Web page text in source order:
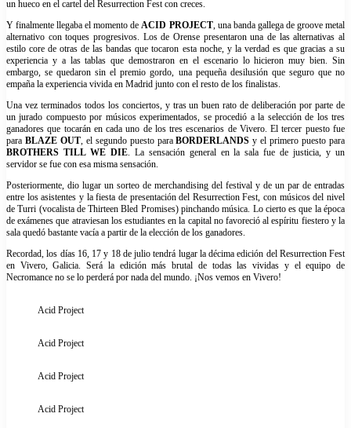
un hueco en el cartel del Resurrection Fest con creces.
Y finalmente llegaba el momento deACID PROJECT, una banda gallega de groove metal
alternativo con toques progresivos. Los de Orense presentaron una de las alternativas al
estilo core de otras de las bandas que tocaron esta noche, y la verdad es que gracias a su
experiencia y a las tablas que demostraron en el escenario lo hicieron muy bien. Sin
embargo, se quedaron sin el premio gordo, una pequeña desilusión que seguro que no
empaña la experiencia vivida en Madrid junto con el resto de los finalistas.
Una vez terminados todos los conciertos, y tras un buen rato de deliberación por parte de
un jurado compuesto por músicos experimentados, se procedió a la selección de los tres
ganadores que tocarán en cada uno de los tres escenarios de Vivero. El tercer puesto fue
para BLAZE OUT, el segundo puesto paraBORDERLANDS y el primero puesto para
BROTHERS TILL WE DIE. La sensación general en la sala fue de justicia, y un
servidor se fue con esa misma sensación.
Posteriormente, dio lugar un sorteo de merchandising del festival y de un par de entradas
entre los asistentes y la fiesta de presentación del Resurrection Fest, con músicos del nivel
de Turri (vocalista de Thirteen Bled Promises) pinchando música. Lo cierto es que la época
de exámenes que atraviesan los estudiantes en la capital no favoreció al espíritu fiestero y la
sala quedó bastante vacía a partir de la elección de los ganadores.
Recordad, los días 16, 17 y 18 de julio tendrá lugar la décima edición del Resurrection Fest
en Vivero, Galicia. Será la edición más brutal de todas las vividas y el equipo de
Necromance no se lo perderá por nada del mundo. ¡Nos vemos en Vivero!
Acid Project
Acid Project
Acid Project
Acid Project